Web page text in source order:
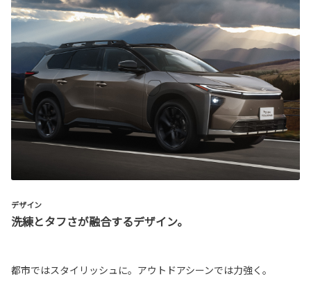
デザイン
洗練とタフさが融合するデザイン。
都市ではスタイリッシュに。アウトドアシーンでは力強く。